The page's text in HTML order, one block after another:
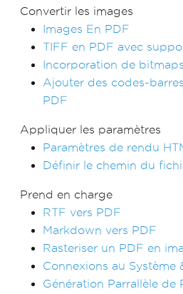
Convertir les images
Images En PDF
TIFF en PDF avec
Incorporation de
Ajouter des codes-
PDF
Appliquer les paramètres
Paramètres de rendu
Définir le chemin du
Prend en charge
RTF vers PDF
Markdown vers PDF
Rasteriser un PDF en
Connexions au Système
Génération Parrallèle de